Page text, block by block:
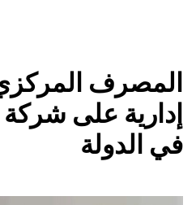
المصرف
إدارية على
في الدولة